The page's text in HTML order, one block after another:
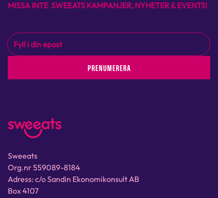
MISSA INTE SWEEATS KAMPANJER, NYHETER & EVENTS!
PRENUMERERA
Sweeats
Org.nr 559089-8184
Adress: c/o Sandin Ekonomikonsult AB
Box 4107